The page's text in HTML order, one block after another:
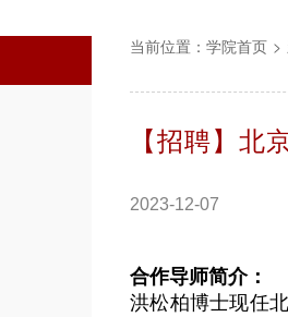
当前位置： 学院首页 >
【招聘】北
2023-12-07
合作导师简介：
洪松柏博士现任